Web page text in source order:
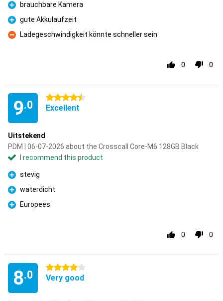
Pro
brauchbare Kamera
Pro
gute Akkulaufzeit
Con
Ladegeschwindigkeit könnte schneller sein
0 0
9.0
4.5 stars
Excellent
Uitstekend
PDM | 06-07-2026 about the Crosscall Core-M6 128GB Black
I recommend this product
Pro
stevig
Pro
waterdicht
Pro
Europees
0 0
8.0
4 stars
Very good